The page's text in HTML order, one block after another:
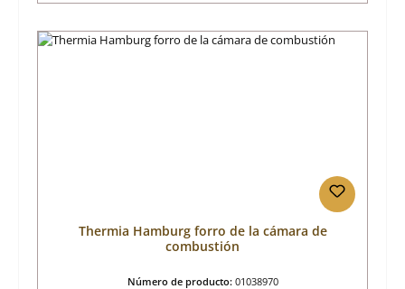
Thermia Hamburg forro de la cámara de
combustión
Número de producto: 01038970